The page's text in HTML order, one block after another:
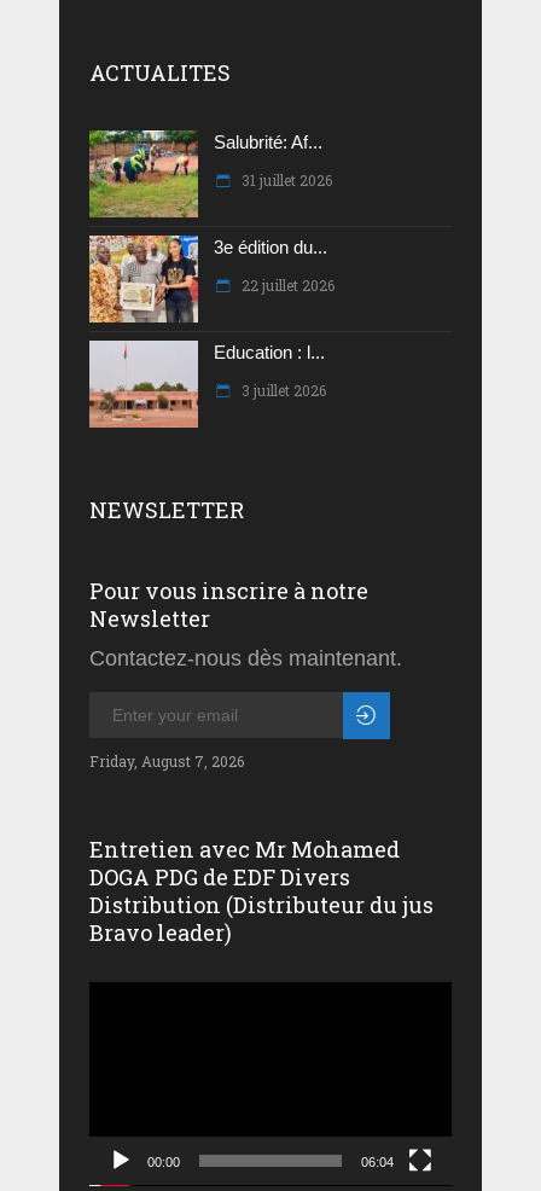
ACTUALITES
Salubrité: Af...
31 juillet 2026
3e édition du...
22 juillet 2026
Education : l...
3 juillet 2026
NEWSLETTER
Pour vous inscrire à notre
Newsletter
Contactez-nous dès maintenant.
Friday, August 7, 2026
Entretien avec Mr Mohamed
DOGA PDG de EDF Divers
Distribution (Distributeur du jus
Bravo leader)
00:00 06:04